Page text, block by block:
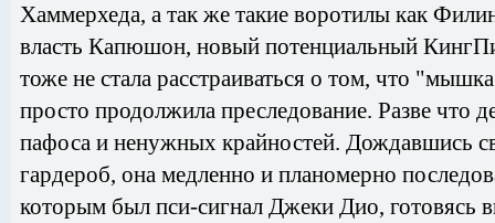
Хаммерхеда, а так же такие воротилы как
власть Капюшон, новый потенциальный
тоже не стала расстраиваться о том, что
просто продолжила преследование. Разве что
пафоса и ненужных крайностей. Дождавшись
гардероб, она медленно и планомерно
которым был пси-сигнал Джеки Дио, готовясь